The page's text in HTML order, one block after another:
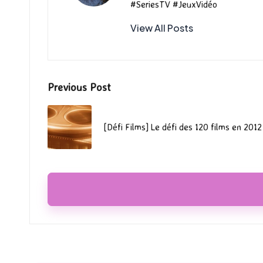
#SeriesTV #JeuxVidéo
View All Posts
Post
navigation
Previous Post
[Défi Films] Le défi des 120 films en